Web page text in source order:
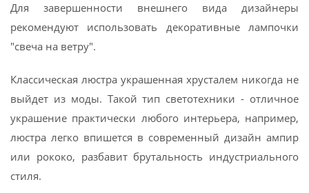
Для завершенности внешнего вида дизайнеры
рекомендуют использовать декоративные лампочки
"свеча на ветру".
Классическая люстра украшенная хрусталем никогда не
выйдет из моды. Такой тип светотехники - отличное
украшение практически любого интерьера, например,
люстра легко впишется в современный дизайн ампир
или рококо, разбавит брутальность индустриального
стиля.